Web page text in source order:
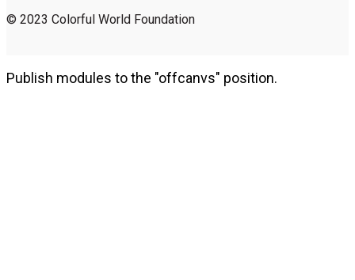
© 2023 Colorful World Foundation
Publish modules to the "offcanvs" position.